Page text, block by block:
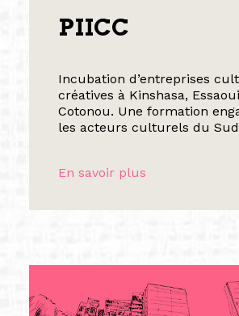
PIICC
Incubation d’entreprises
créatives à Kinshasa,
Cotonou. Une formation
les acteurs culturels du
En savoir plus